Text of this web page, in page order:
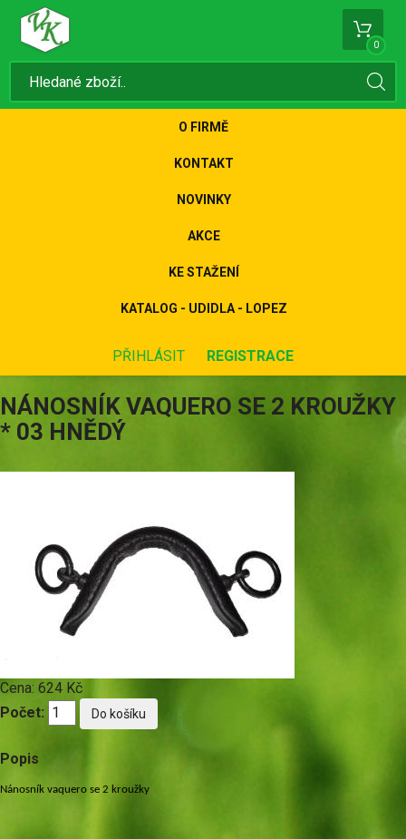
0
O FIRMĚ
KONTAKT
NOVINKY
AKCE
KE STAŽENÍ
KATALOG - UDIDLA - LOPEZ
PŘIHLÁSIT REGISTRACE
NÁNOSNÍK VAQUERO SE 2 KROUŽKY
* 03 HNĚDÝ
Cena: 624 Kč
Počet:
Popis
Nánosník vaquero se 2 kroužky